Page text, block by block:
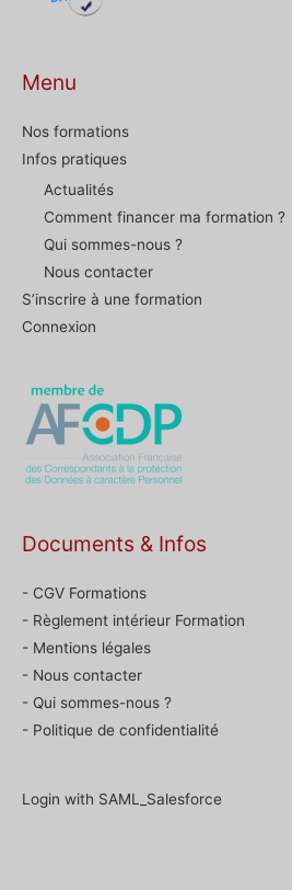
Menu
Nos formations
Infos pratiques
Actualités
Comment financer ma formation ?
Qui sommes-nous ?
Nous contacter
S’inscrire à une formation
Connexion
Documents & Infos
- CGV Formations
- Règlement intérieur Formation
- Mentions légales
- Nous contacter
- Qui sommes-nous ?
- Politique de confidentialité
Login with SAML_Salesforce